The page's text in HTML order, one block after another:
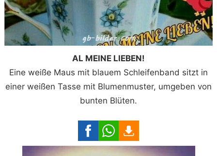
AL MEINE LIEBEN!
Eine weiße Maus mit blauem Schleifenband sitzt in
einer weißen Tasse mit Blumenmuster, umgeben von
bunten Blüten.